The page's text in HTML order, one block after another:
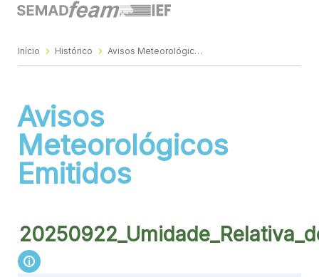
Início Histórico Avisos Meteorológicos Emitidos
Avisos
Meteorológicos
Emitidos